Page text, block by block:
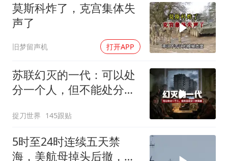
莫斯科炸了，克宫集体失
声了
旧梦留声机 打开APP
苏联幻灭的一代：可以处
分一个人，但不能处分一
捉刀世界 145跟贴
5时至24时连续五天禁
海，美航母掉头后撤，黄